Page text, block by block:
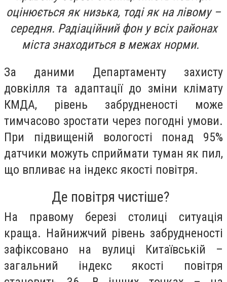
оцінюється як низька, тоді як на лівому –
середня. Радіаційний фон у всіх районах
міста знаходиться в межах норми.
За даними Департаменту захисту
довкілля та адаптації до зміни клімату
КМДА, рівень забрудненості може
тимчасово зростати через погодні умови.
При підвищеній вологості понад 95%
датчики можуть сприймати туман як пил,
що впливає на індекс якості повітря.
Де повітря чистіше?
На правому березі столиці ситуація
краща. Найнижчий рівень забрудненості
зафіксовано на вулиці Китаївській –
загальний індекс якості повітря